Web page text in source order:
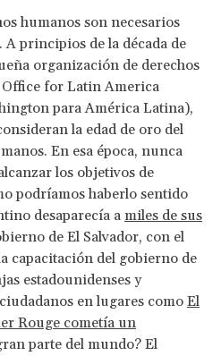
humanos son necesarios
A principios de la década de
organización de derechos
for Latin America
para América Latina),
la edad de oro del
En esa época, nunca
los objetivos de
podríamos haberlo sentido
desaparecía a miles de sus
de El Salvador, con el
capacitación del gobierno de
estadounidenses y
en lugares como El
Rouge cometía un
parte del mundo? El